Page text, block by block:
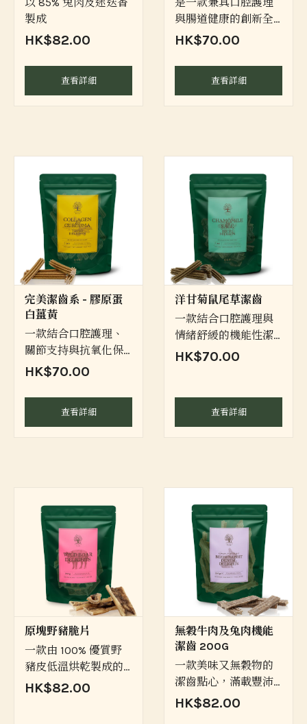
以 85% 兔肉及迷迭香
製成
HK$82.00
查看詳細
是一款兼具口腔護理
與腸道健康的創新全
天然潔齒點心
HK$70.00
查看詳細
完美潔齒系 - 膠原蛋
白薑黃
一款結合口腔護理、
關節支持與抗氧化保
養的頂級功能性潔齒
HK$70.00
查看詳細
洋甘菊鼠尾草潔齒
一款結合口腔護理與
情緒舒緩的機能性潔
齒點心
HK$70.00
查看詳細
原塊野豬脆片
一款由 100% 優質野
豬皮低溫烘乾製成的
頂級無穀物犬用點心
HK$82.00
無穀牛肉及兔肉機能
潔齒 200G
一款美味又無穀物的
潔齒點心，滿載豐沛
的牛肉與兔肉精華
HK$82.00